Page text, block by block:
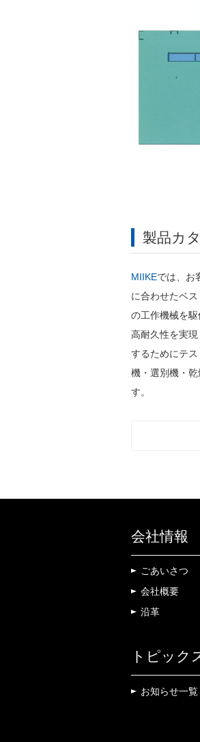
製品カ
MIIKEでは、お
に合わせたベ
の工作機械を
高耐久性を実
するためにテ
機・選別機・
す。
会社情報
ごあいさつ
会社概要
沿革
トピック
お知らせ一覧